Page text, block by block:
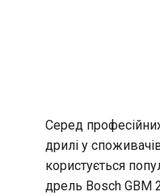
Серед
дрилі у
користується
дрель Bosch GBM